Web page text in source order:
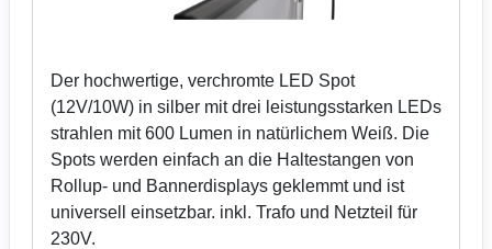
Der hochwertige, verchromte LED Spot
(12V/10W) in silber mit drei leistungsstarken LEDs
strahlen mit 600 Lumen in natürlichem Weiß. Die
Spots werden einfach an die Haltestangen von
Rollup- und Bannerdisplays geklemmt und ist
universell einsetzbar. inkl. Trafo und Netzteil für
230V.